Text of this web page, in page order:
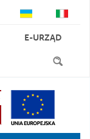
E-URZĄD